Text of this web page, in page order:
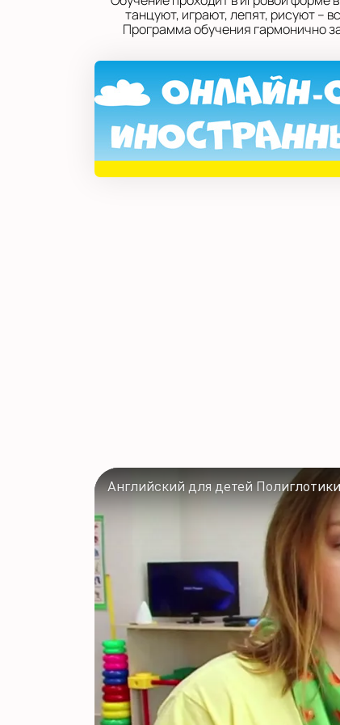
танцуют, играют, лепят, рисуют –
Программа обучения гармонично
Английский для детей Полиглотики